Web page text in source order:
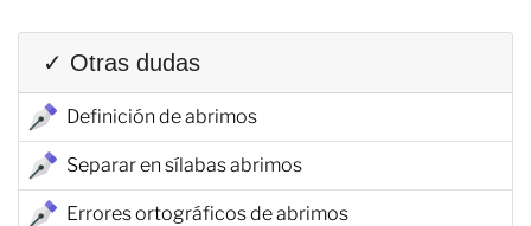
✓ Otras dudas
Definición de abrimos
Separar en sílabas abrimos
Errores ortográficos de abrimos